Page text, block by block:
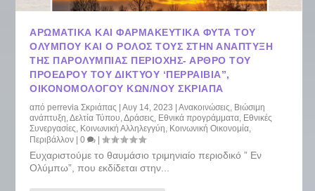
ΑΡΩΜΑΤΙΚΆ ΚΑΙ ΦΑΡΜΑΚΕΥΤΙΚΆ ΦΥΤΆ ΤΟΥ
ΟΛΎΜΠΟΥ ΚΑΙ Ο ΡΌΛΟΣ ΤΟΥΣ ΣΤΗΝ ΑΝΆΠΤΥΞΗ
ΤΗΣ ΠΑΡΟΛΎΜΠΙΑΣ ΠΕΡΙΟΧΉΣ- ΆΡΘΡΟ ΤΟΥ
ΠΡΟΈΔΡΟΥ ΤΟΥ ΔΙΚΤΎΟΥ ‘ΠΕΡΡΑΙΒΙΑ”,
ΟΙΚΟΝΟΜΟΛΌΓΟΥ ΚΩΝ/ΝΟΥ ΣΚΡΙΆΠΑ
απόperrevia Σκριάπας |Αυγ 14, 2023 |Ανακοινώσεις Βιώσιμη
ανάπτυξη ,Δελτία Τύπου ,Δράσεις Εθνικά προγράμματα Εθνικές
Συνεργασίες Κοινωνική Αλληλεγγύη Κοινωνική Οικονομία
Περιβάλλον |0 |
Ευχαριστούμε το θαυμάσιο τριμηνιαίο περιοδικό ” Εν
Ολύμπω”, που εκδίδεται στην...